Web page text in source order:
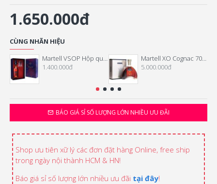
1.650.000đ
BÁO GIÁ SỈ SỐ LƯỢNG LỚN NHIỀU ƯU ĐÃI
CÙNG NHÃN HIỆU
Martell VSOP Hộp quà Tết 2024
1.400.000đ
Martell XO Cognac 700ml
5.000.000đ
Shop ưu tiên xữ lý các đơn đặt hàng Online, free ship
trong ngày nội thành HCM & HN!
Báo giá sỉ số lượng lớn nhiều ưu đãi tại đây!